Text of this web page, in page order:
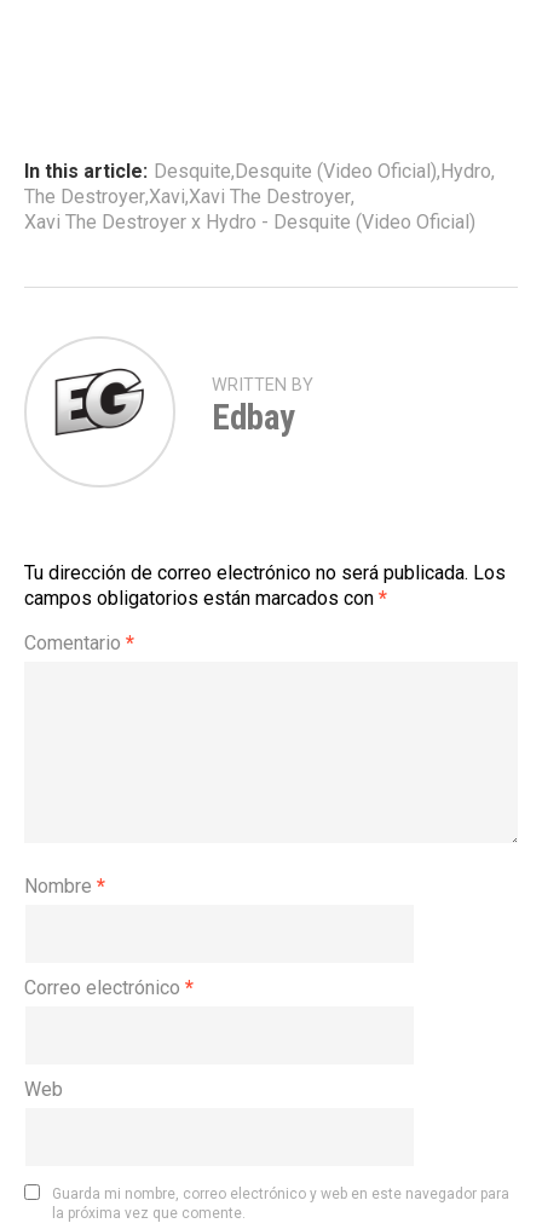
In this article: Desquite,Desquite (Video Oficial),Hydro,
The Destroyer,Xavi,Xavi The Destroyer,
Xavi The Destroyer x Hydro - Desquite (Video Oficial)
WRITTEN BY
Edbay
Tu dirección de correo electrónico no será publicada. Los
campos obligatorios están marcados con *
Comentario *
Nombre *
Correo electrónico *
Web
Guarda mi nombre, correo electrónico y web en este navegador para
la próxima vez que comente.